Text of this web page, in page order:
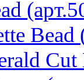
Bead
Cut